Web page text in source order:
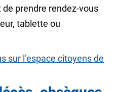
prendre rendez-vous
tablette ou
sur l’espace citoyens de